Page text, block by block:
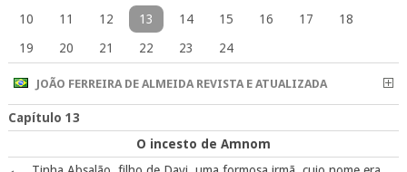
10
11 12 13 14 15 16 17
18
19
20 21 22 23 24
JOÃO FERREIRA DE ALMEIDA REVISTA E ATUALIZADA
Capítulo 13
O incesto de Amnom